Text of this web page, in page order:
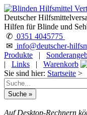
Deutscher
Hilfen für Blinde und
✆ 0351 4045775
✉ info@deutscher-
Produkte
|
|
Links |
Warenkorb
Sie sind hier: Startseite
Auf Desktop-Rechnern